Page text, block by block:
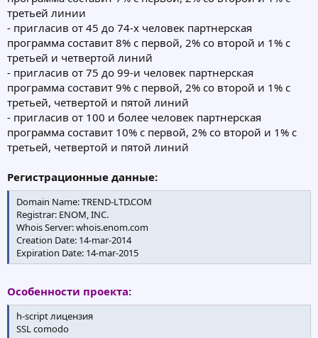
третьей линии
- пригласив от 45 до 74-х человек партнерская
программа составит 8% с первой, 2% со второй и 1% с
третьей и четвертой линий
- пригласив от 75 до 99-и человек партнерская
программа составит 9% с первой, 2% со второй и 1% с
третьей, четвертой и пятой линий
- пригласив от 100 и более человек партнерская
программа составит 10% с первой, 2% со второй и 1% с
третьей, четвертой и пятой линий
Регистрационные данные:
Domain Name: TREND-LTD.COM
Registrar: ENOM, INC.
Whois Server: whois.enom.com
Creation Date: 14-mar-2014
Expiration Date: 14-mar-2015
Особенности проекта:
h-script лицензия
SSL comodo